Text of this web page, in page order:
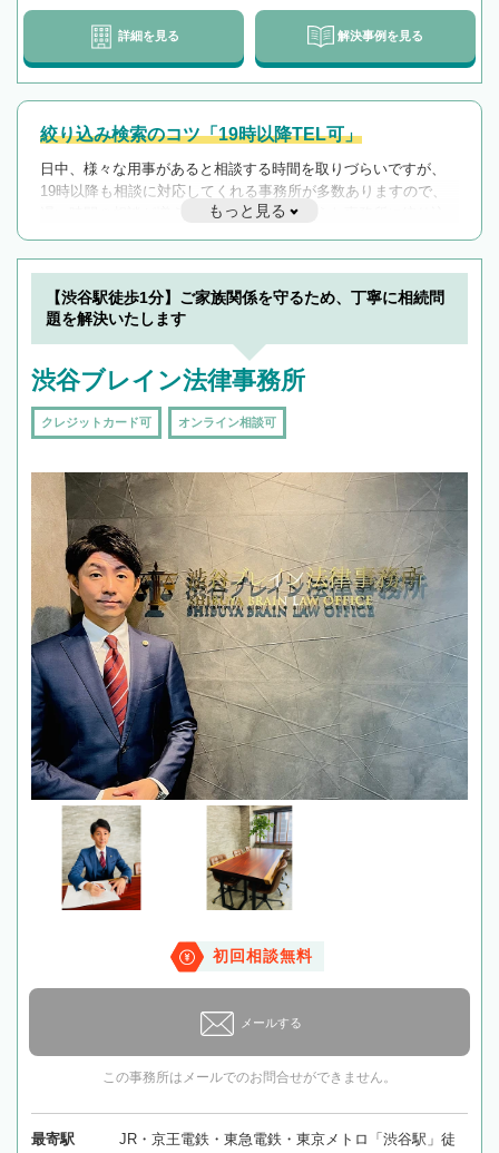
詳細を見る 解決事例を見る
絞り込み検索のコツ「19時以降TEL可」
日中、様々な用事があると相談する時間を取りづらいですが、
19時以降も相談に対応してくれる事務所が多数ありますので、
遅い時間の相談が増えそうな場合はそのような事務所に絞り込
んで検索してみましょう。
19時以降TEL可の条件
を加えて再検索
もっと見る
【渋谷駅徒歩1分】ご家族関係を守るため、丁寧に相続問
題を解決いたします
渋谷ブレイン法律事務所
クレジットカード可 オンライン相談可
初回相談無料
メールする
この事務所はメールでのお問合せができません。
最寄駅
JR・京王電鉄・東急電鉄・東京メトロ「渋谷駅」徒